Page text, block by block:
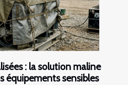
: la solution maline
équipements sensibles